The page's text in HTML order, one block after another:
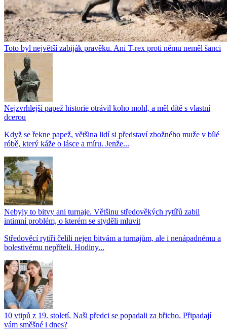
Toto byl největší zabiják pravěku. Ani T-rex proti němu neměl šanci
Nejzvrhlejší papež historie otrávil koho mohl, a měl dítě s vlastní
dcerou
Když se řekne papež, většina lidí si představí zbožného muže v bílé
róbě, který káže o lásce a míru. Jenže...
Nebyly to bitvy ani turnaje. Většinu středověkých rytířů zabil
intimní problém, o kterém se styděli mluvit
Středověcí rytíři čelili nejen bitvám a turnajům, ale i nenápadnému a
bolestivému nepříteli. Hodiny...
10 vtipů z 19. století. Naši předci se popadali za břicho. Připadají
vám směšné i dnes?